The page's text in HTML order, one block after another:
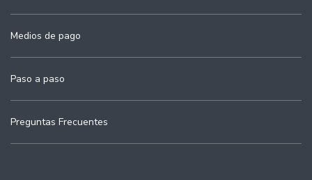
Medios de pago
Paso a paso
Preguntas Frecuentes